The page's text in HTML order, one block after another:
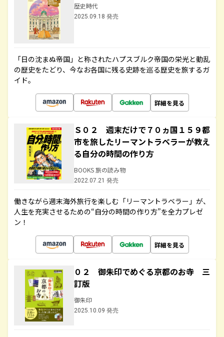
歴史時代
2025.09.18 発売
「日の沈まぬ帝国」と称されたハプスブルク帝国の栄光と動乱
の歴史をたどり、今なお各国に残る史跡を巡る歴史を旅するガ
イド。
詳細を見る
Ｓ０２ 週末だけで７０ヵ国１５９都
市を旅したリーマントラベラーが教え
る自分の時間の作り方
BOOKS 旅の読み物
2022.07.21 発売
働きながら週末海外旅行を楽しむ「リーマントラベラー」が、
人生を充実させるための“自分の時間の作り方”を全力プレゼ
ン！
詳細を見る
０２ 御朱印でめぐる京都のお寺 三
訂版
御朱印
2025.10.09 発売